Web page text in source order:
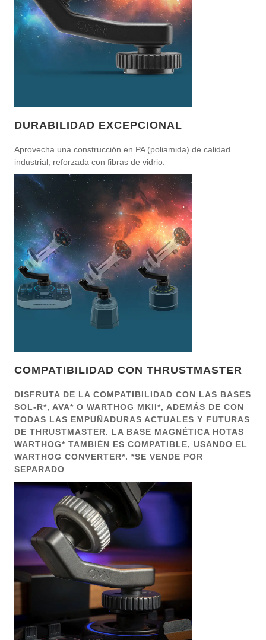
DURABILIDAD EXCEPCIONAL
Aprovecha una construcción en PA (poliamida) de calidad
industrial, reforzada con fibras de vidrio.
COMPATIBILIDAD CON THRUSTMASTER
DISFRUTA DE LA COMPATIBILIDAD CON LAS BASES
SOL-R*, AVA* O WARTHOG MKII*, ADEMÁS DE CON
TODAS LAS EMPUÑADURAS ACTUALES Y FUTURAS
DE THRUSTMASTER. LA BASE MAGNÉTICA HOTAS
WARTHOG* TAMBIÉN ES COMPATIBLE, USANDO EL
WARTHOG CONVERTER*. *SE VENDE POR
SEPARADO